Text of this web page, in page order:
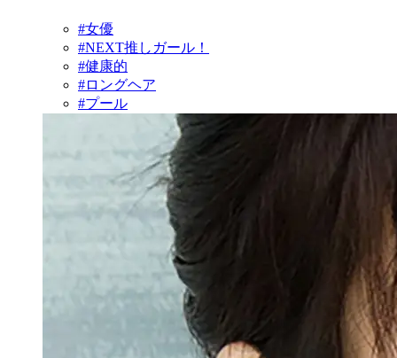
#女優
#NEXT推しガール！
#健康的
#ロングヘア
#プール